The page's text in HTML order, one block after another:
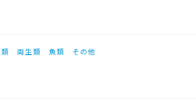
両生類 魚類 その他